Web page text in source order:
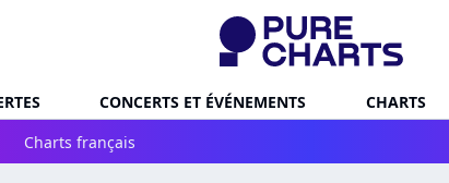
CONCERTS ET ÉVÉNEMENTS CHARTS
Charts français